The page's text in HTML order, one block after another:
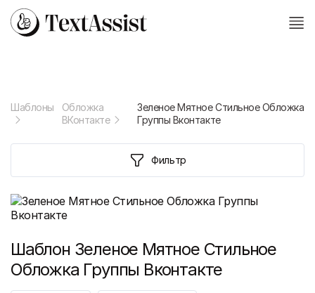
Шаблоны
Обложка
ВКонтакте
Зеленое Мятное Стильное Обложка
Группы Вконтакте
Фильтр
Шаблон Зеленое Мятное Стильное
Обложка Группы Вконтакте